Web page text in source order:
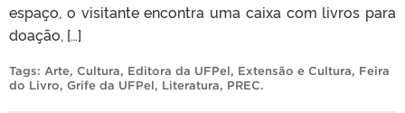
espaço, o visitante encontra uma caixa com livros para
doação, […]
Tags: Arte, Cultura, Editora da UFPel, Extensão e Cultura, Feira
do Livro, Grife da UFPel, Literatura, PREC.